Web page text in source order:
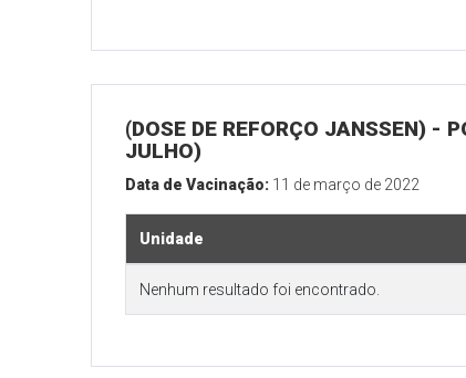
(DOSE DE REFORÇO JANSSEN) -
JULHO)
Data de Vacinação: 11 de março de 2022
Unidade
Nenhum resultado foi encontrado.